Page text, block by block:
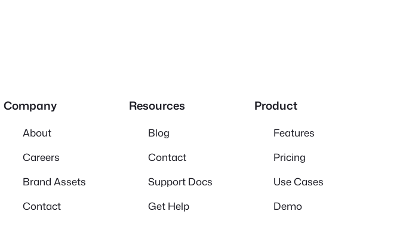
Company
About
Careers
Brand Assets
Contact
Resources
Blog
Contact
Support Docs
Get Help
Product
Features
Pricing
Use Cases
Demo